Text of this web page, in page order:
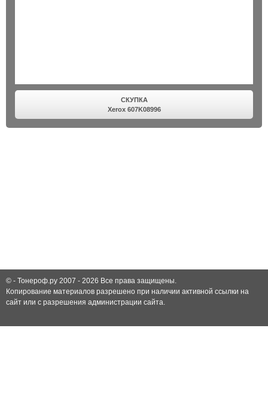
СКУПКА
Xerox 607K08996
© - Тонероф.ру 2007 - 2026 Все права защищены.
Копирование материалов разрешено при наличии активной ссылки на
сайт или с разрешения администрации сайта.